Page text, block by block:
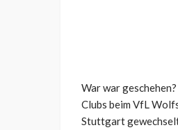
War war
Clubs beim VfL
Stuttgart